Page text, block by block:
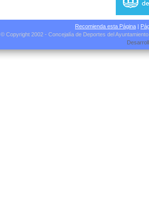
Recomienda esta Página |
© Copyright 2002 - Concejalía de Deportes del